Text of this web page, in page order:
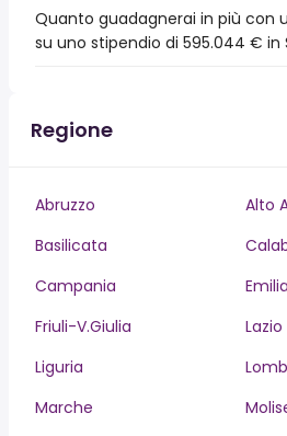
Quanto guadagnerai in più con
su uno stipendio di 595.044 € in
Regione
Abruzzo
Alto
Basilicata
Campania
Friuli-V.Giulia
Lazio
Liguria
Marche